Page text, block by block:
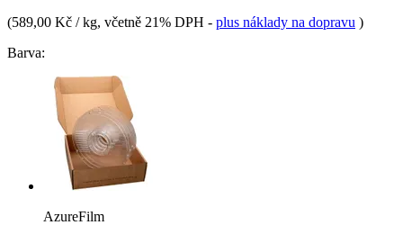
(589,00 Kč / kg, včetně 21% DPH - plus náklady na dopravu )
Barva:
AzureFilm